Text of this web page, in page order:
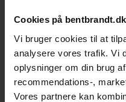
Cookies på bentbrandt.dk
Vi bruger cookies til at
analysere vores trafik. Vi
oplysninger om din brug
recommendations-,
Vores partnere kan